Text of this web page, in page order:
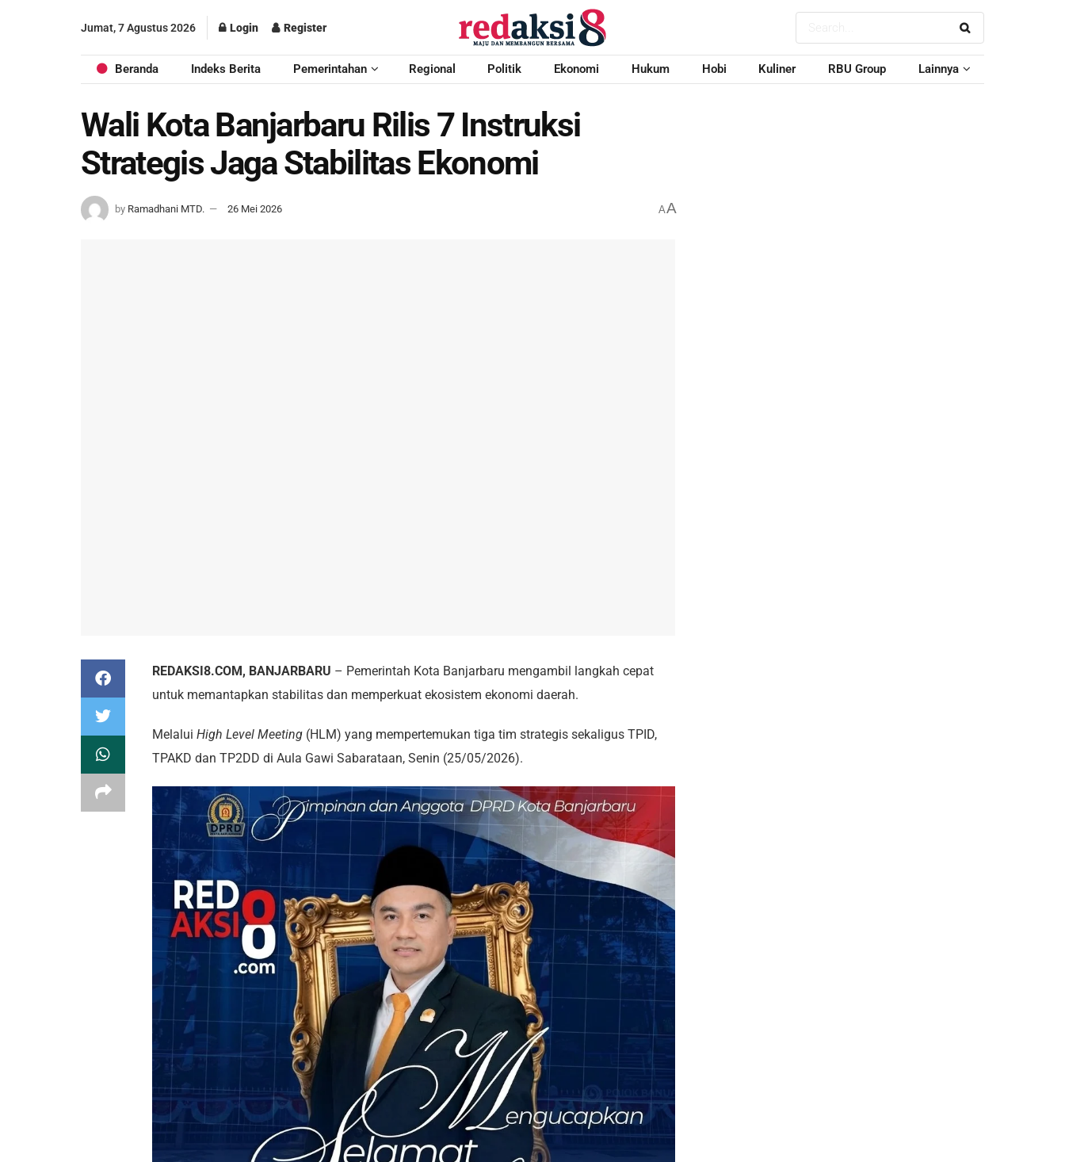
Jumat, 7 Agustus 2026 Login Register
Beranda Indeks Berita Pemerintahan Regional Politik Ekonomi Hukum Hobi Kuliner RBU Group Lainnya
Wali Kota Banjarbaru Rilis 7 Instruksi
Strategis Jaga Stabilitas Ekonomi
by Ramadhani MTD. 26 Mei 2026 AA
REDAKSI8.COM, BANJARBARU – Pemerintah Kota Banjarbaru mengambil langkah cepat
untuk memantapkan stabilitas dan memperkuat ekosistem ekonomi daerah.
Melalui High Level Meeting (HLM) yang mempertemukan tiga tim strategis sekaligus TPID,
TPAKD dan TP2DD di Aula Gawi Sabarataan, Senin (25/05/2026).